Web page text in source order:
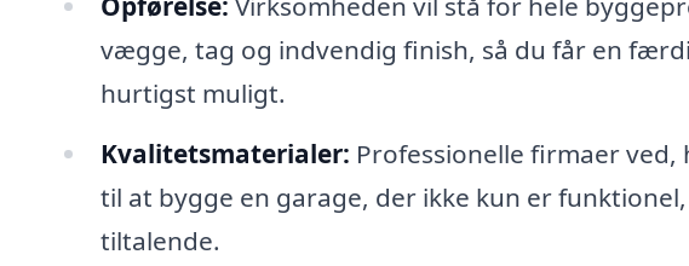
vægge, tag og indvendig finish, så du får en
hurtigst muligt.
Kvalitetsmaterialer: Professionelle firmaer
til at bygge en garage, der ikke kun er
tiltalende.